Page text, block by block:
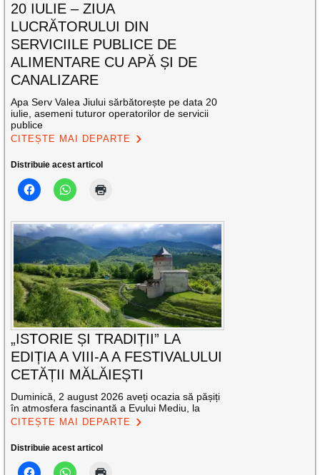
20 IULIE – ZIUA
LUCRĂTORULUI DIN
SERVICIILE PUBLICE DE
ALIMENTARE CU APĂ ȘI DE
CANALIZARE
Apa Serv Valea Jiului sărbătorește pe data 20
iulie, asemeni tuturor operatorilor de servicii
publice
CITEȘTE MAI DEPARTE
Distribuie acest articol
„ISTORIE ȘI TRADIȚII” LA
EDIȚIA A VIII-A A FESTIVALULUI
CETĂȚII MĂLĂIEȘTI
Duminică, 2 august 2026 aveți ocazia să pășiți
în atmosfera fascinantă a Evului Mediu, la
CITEȘTE MAI DEPARTE
Distribuie acest articol